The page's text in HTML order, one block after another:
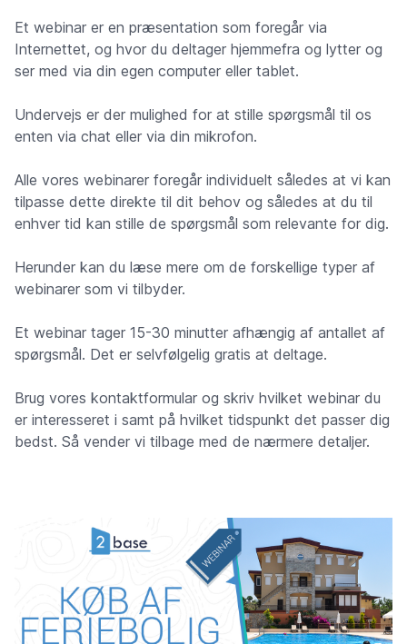
Et webinar er en præsentation som foregår via
Internettet, og hvor du deltager hjemmefra og lytter og
ser med via din egen computer eller tablet.
Undervejs er der mulighed for at stille spørgsmål til os
enten via chat eller via din mikrofon.
Alle vores webinarer foregår individuelt således at vi kan
tilpasse dette direkte til dit behov og således at du til
enhver tid kan stille de spørgsmål som relevante for dig.
Herunder kan du læse mere om de forskellige typer af
webinarer som vi tilbyder.
Et webinar tager 15-30 minutter afhængig af antallet af
spørgsmål. Det er selvfølgelig gratis at deltage.
Brug vores kontaktformular og skriv hvilket webinar du
er interesseret i samt på hvilket tidspunkt det passer dig
bedst. Så vender vi tilbage med de nærmere detaljer.